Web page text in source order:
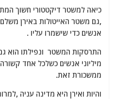
A
p
p
ra
m
כיאה למשטר דיקטטורי חשוך
,גם משטר האייטולות באירן
אנשים כדי שישמרו עליו .
התרסקות המשטר ונפילתו הוא
מיליוני אנשים כשלכל אחד
ממשכורת זאת.
והיות ואירן היא מדינה עניה